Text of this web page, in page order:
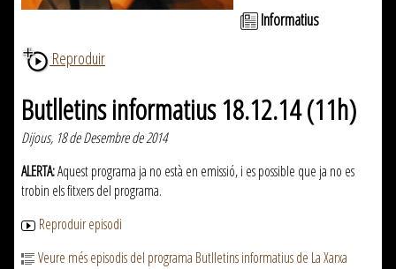
Informatius
Reproduir
Butlletins informatius 18.12.14 (11h)
Dijous, 18 de Desembre de 2014
ALERTA:Aquest programa ja no està en emissió, i es possible que ja no es
trobin els fitxers del programa.
Reproduir episodi
Veure més episodis del programa Butlletins informatius de La Xarxa